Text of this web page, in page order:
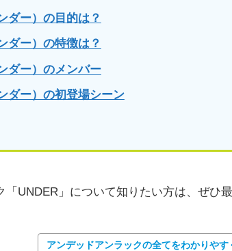
ダー）の目的は？
ダー）の特徴は？
ダー）のメンバー
ダー）の初登場シーン
「UNDER」について知りたい方は、ぜひ
アンデッドアンラックの全てをわかりやす